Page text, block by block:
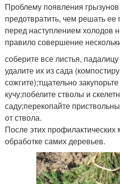
Проблему появления
предотвратить, чем решать
перед наступлением холодов
правило совершение
соберите все листья,
удалите их из сада
сожгите);тщательно
кучу;побелите стволы и
саду;перекопайте
от ствола.
После этих профилактических
обработке самих деревьев.